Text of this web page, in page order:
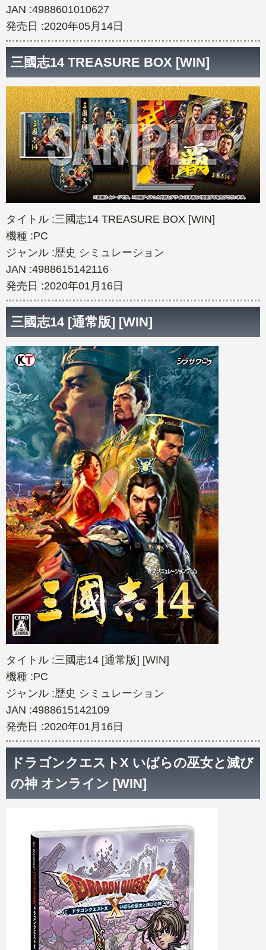
JAN :4988601010627
発売日 :2020年05月14日
三國志14 TREASURE BOX [WIN]
タイトル :三國志14 TREASURE BOX [WIN]
機種 :PC
ジャンル :歴史 シミュレーション
JAN :4988615142116
発売日 :2020年01月16日
三國志14 [通常版] [WIN]
タイトル :三國志14 [通常版] [WIN]
機種 :PC
ジャンル :歴史 シミュレーション
JAN :4988615142109
発売日 :2020年01月16日
ドラゴンクエストX いばらの巫女と滅び
の神 オンライン [WIN]